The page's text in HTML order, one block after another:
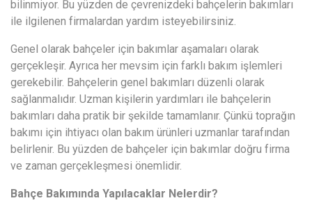
bilinmiyor. Bu yüzden de çevrenizdeki bahçelerin bakımları
ile ilgilenen firmalardan yardım isteyebilirsiniz.
Genel olarak bahçeler için bakımlar aşamaları olarak
gerçekleşir. Ayrıca her mevsim için farklı bakım işlemleri
gerekebilir. Bahçelerin genel bakımları düzenli olarak
sağlanmalıdır. Uzman kişilerin yardımları ile bahçelerin
bakımları daha pratik bir şekilde tamamlanır. Çünkü toprağın
bakımı için ihtiyacı olan bakım ürünleri uzmanlar tarafından
belirlenir. Bu yüzden de bahçeler için bakımlar doğru firma
ve zaman gerçekleşmesi önemlidir.
Bahçe Bakımında Yapılacaklar Nelerdir?